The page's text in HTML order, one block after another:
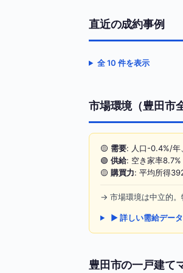
直近の成約事例
全 10 件を表示
市場環境（豊田市
🟡 需要: 人口-0.4%/年
🟢 供給: 空き家率8.7%
🟡 購買力: 平均所得
→ 市場環境は中立的。
▶ 詳しい需給デー
豊田市の一戸建て